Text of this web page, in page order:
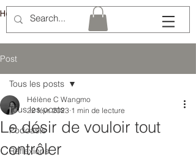
Hélène Lémery
Post
Tous les posts
Podcasts
Réflexions
Tous les posts
Le désir de vouloir tout
contrôler
Hélène C Wangmo
22 févr. 2023 1 min de lecture